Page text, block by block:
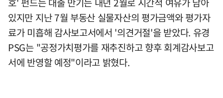
있지만 지난 7월 부동산 실물자산의 평가금액와 평가자
료가 미흡해 감사보고서에서 '의견거절'을 받았다. 유경
PSG는 "공정가치평가를 재추진하고 향후 회계감사보고
서에 반영할 예정"이라고 밝혔다.